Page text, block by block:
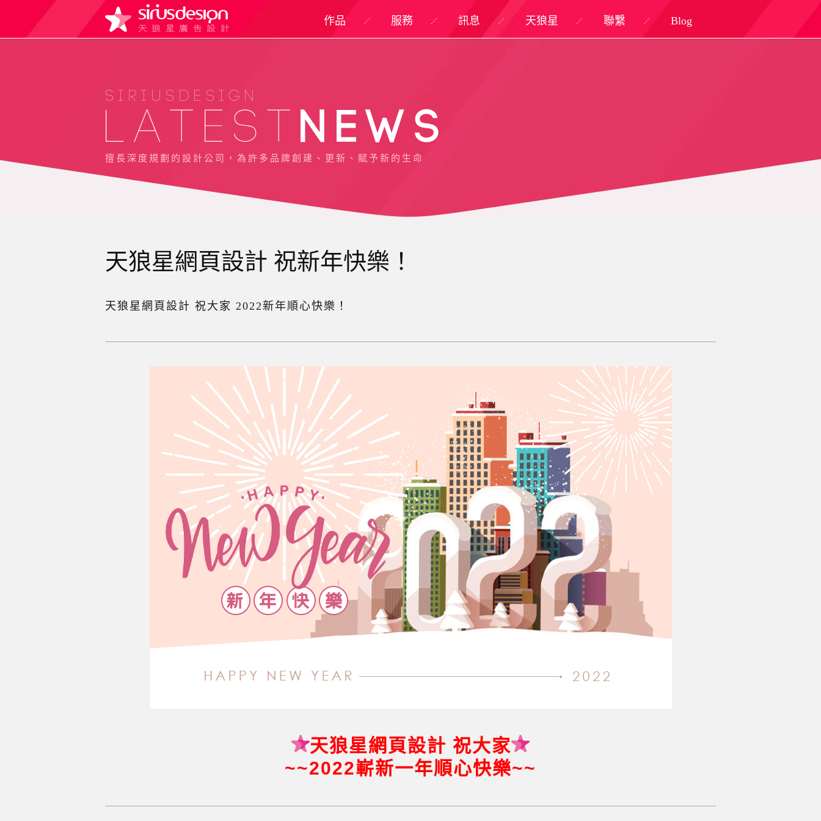
作品 服務 訊息 天狼星 聯繫 Blog
SIRIUSDESIGN
擅長深度規劃的設計公司，為許多品牌創建、更新、賦予新的生命
天狼星網頁設計 祝新年快樂！
天狼星網頁設計 祝大家 ️2022新年順心快樂！
天狼星網頁設計 祝大家
~~2022嶄新一年順心快樂~~